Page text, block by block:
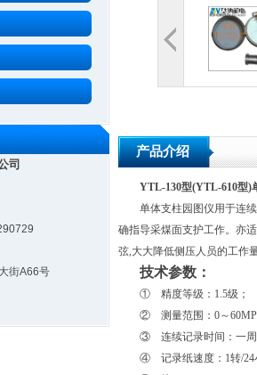
司
街A66号
产品介绍
YTL-130型(YTL-610型)
单体支柱园图仪用于连
确指导采煤面支护工作。亦
弦,大大降低侧压人员的工作量
技术参数：
① 精度等级：1.5级；
② 测量范围：0～
③ 连续记录时间：一周
④ 记录纸速度：1转/24